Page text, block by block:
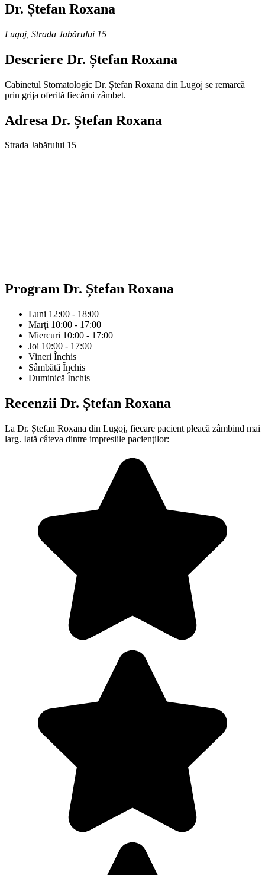
Dr. Ștefan Roxana
Lugoj Strada Jabărului 15
Descriere Dr. Ștefan Roxana
Cabinetul Stomatologic Dr. Ștefan Roxana din Lugoj se remarcă
prin grija oferită fiecărui zâmbet.
Adresa Dr. Ștefan Roxana
Strada Jabărului 15
Program Dr. Ștefan Roxana
Luni 12:00 - 18:00
Marți 10:00 - 17:00
Miercuri 10:00 - 17:00
Joi 10:00 - 17:00
Vineri Închis
Sâmbătă Închis
Duminică Închis
Recenzii Dr. Ștefan Roxana
La Dr. Ștefan Roxana din Lugoj, fiecare pacient pleacă zâmbind mai
larg. Iată câteva dintre impresiile pacienţilor: